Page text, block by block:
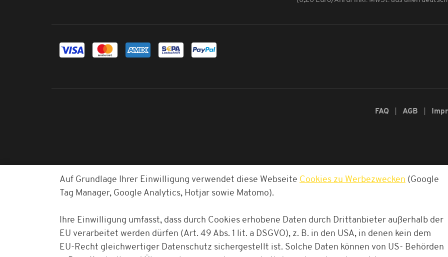
FAQ AGB
Auf Grundlage Ihrer Einwilligung verwendet diese Webseite Cookies zu Werbezwecken (Google
Tag Manager, Google Analytics, Hotjar sowie Matomo).
Ihre Einwilligung umfasst, dass durch Cookies erhobene Daten durch Drittanbieter außerhalb der
EU verarbeitet werden dürfen (Art. 49 Abs. 1 lit. a DSGVO), z. B. in den USA, in denen kein dem
EU-Recht gleichwertiger Datenschutz sichergestellt ist. Solche Daten können von US- Behörden